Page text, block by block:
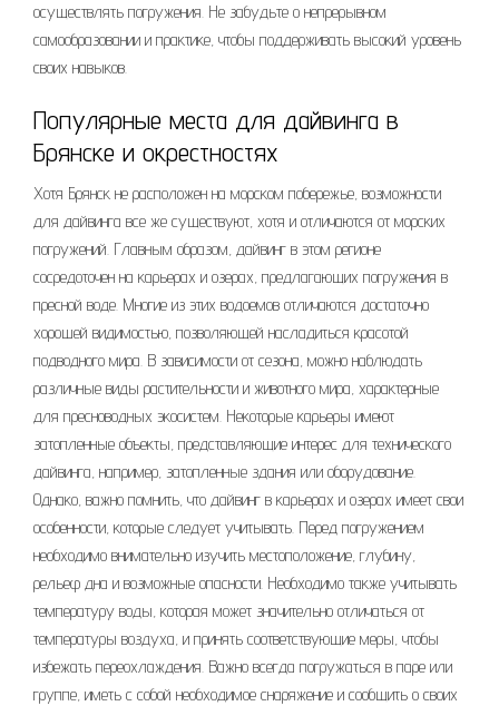
осуществлять погружения. Не забудьте о непрерывном
самообразовании и практике, чтобы поддерживать высокий уровень
своих навыков.
Популярные места для дайвинга в
Брянске и окрестностях
Хотя Брянск не расположен на морском побережье, возможности
для дайвинга все же существуют, хотя и отличаются от морских
погружений. Главным образом, дайвинг в этом регионе
сосредоточен на карьерах и озерах, предлагающих погружения в
пресной воде. Многие из этих водоемов отличаются достаточно
хорошей видимостью, позволяющей насладиться красотой
подводного мира. В зависимости от сезона, можно наблюдать
различные виды растительности и животного мира, характерные
для пресноводных экосистем. Некоторые карьеры имеют
затопленные объекты, представляющие интерес для технического
дайвинга, например, затопленные здания или оборудование.
Однако, важно помнить, что дайвинг в карьерах и озерах имеет свои
особенности, которые следует учитывать. Перед погружением
необходимо внимательно изучить местоположение, глубину,
рельеф дна и возможные опасности. Необходимо также учитывать
температуру воды, которая может значительно отличаться от
температуры воздуха, и принять соответствующие меры, чтобы
избежать переохлаждения. Важно всегда погружаться в паре или
группе, иметь с собой необходимое снаряжение и сообщить о своих